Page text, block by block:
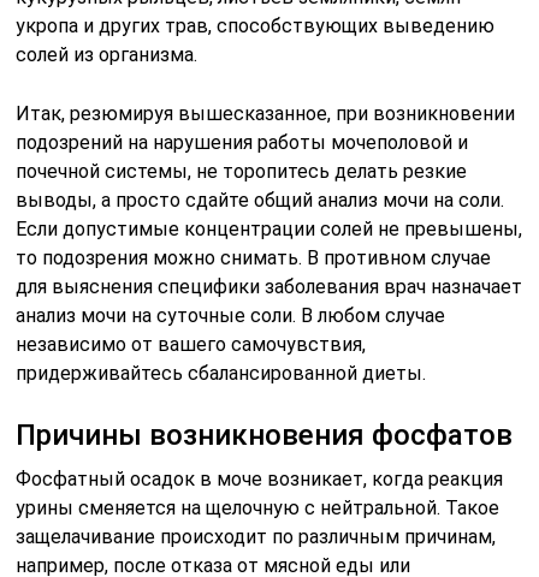
придерживайтесь сбалансированной диеты.
Причины возникновения фосфатов
Фосфатный осадок в моче возникает, когда реакция
урины сменяется на щелочную с нейтральной. Такое
защелачивание происходит по различным причинам,
например, после отказа от мясной еды или
потребления ощелачивающих веществ. При таком
раскладе в организме значительно уменьшается
концентрация кислой среды. Частое употребление
рыбы и молока приводит к тому, что возникают
аморфные фосфаты в моче у ребенка, они в большом
количестве содержатся в детской моче.